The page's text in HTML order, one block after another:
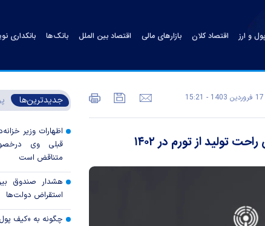
پول و ارز اقتصاد کلان بازارهای مالی اقتصاد بین الملل بانک‌ها بانکداری
17 فروردين 1403 - 15:21
از تورم در ۱۴۰۲
جدیدترین‌ها
اظهارات وزیر
قبلی وی
متناقض است
هشدار صندوق
استقراض دولت‌ها
چگونه به «کیف